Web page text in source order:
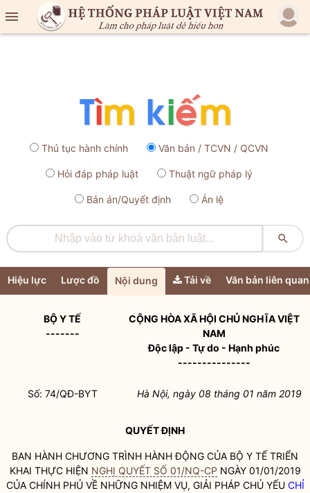

Thủ tục hành chính Văn bản / TCVN / QCVN
Hỏi đáp pháp luật Thuật ngữ pháp lý
Bản án/Quyết định Án lệ

Hiệu lực Lược đồ Nội dung Tải về Văn bản liên quan
BỘ Y TẾ
-------
CỘNG HÒA XÃ HỘI CHỦ NGHĨA VIỆT
NAM
Độc lập - Tự do - Hạnh phúc
---------------
Số: 74/QĐ-BYT Hà Nội, ngày 08 tháng 01 năm 2019
QUYẾT ĐỊNH
BAN HÀNH CHƯƠNG TRÌNH HÀNH ĐỘNG CỦA BỘ Y TẾ TRIỂN
KHAI THỰC HIỆN NGHỊ QUYẾT SỐ 01/NQ-CP NGÀY 01/01/2019
CỦA CHÍNH PHỦ VỀ NHỮNG NHIỆM VỤ, GIẢI PHÁP CHỦ YẾU CHỈ